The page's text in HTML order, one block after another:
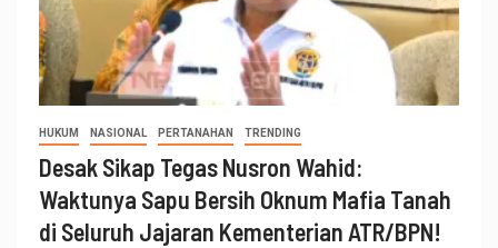
HUKUM NASIONAL PERTANAHAN TRENDING
Desak Sikap Tegas Nusron Wahid:
Waktunya Sapu Bersih Oknum Mafia Tanah
di Seluruh Jajaran Kementerian ATR/BPN!